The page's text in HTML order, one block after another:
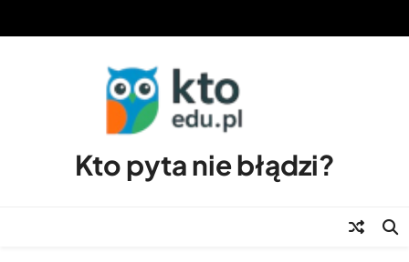
Kto pyta nie błądzi?